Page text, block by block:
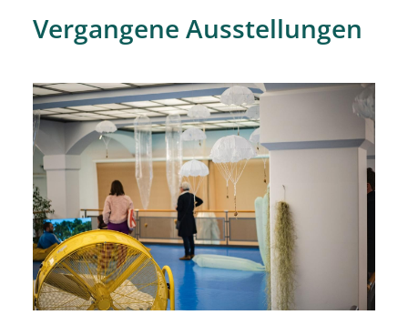
Vergangene Ausstellungen